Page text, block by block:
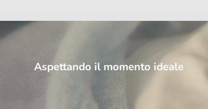
Aspettando il momento ideale